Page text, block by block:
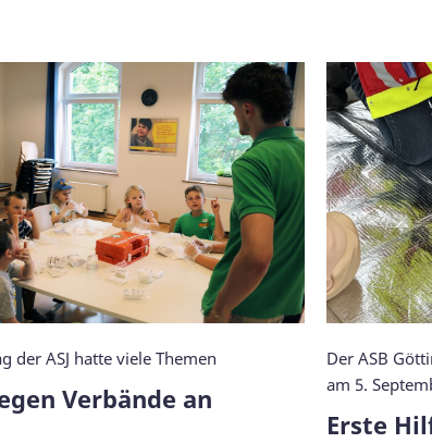
der ASJ hatte viele Themen
Verbände an
Der ASB
am 5.
Erste